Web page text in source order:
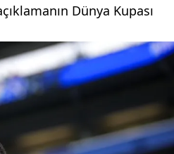
Dünya Kupası